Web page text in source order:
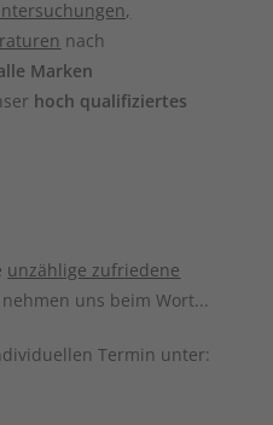
nach
Marken
hoch qualifiziertes
unzählige zufriedene
uns beim Wort...
Termin unter: